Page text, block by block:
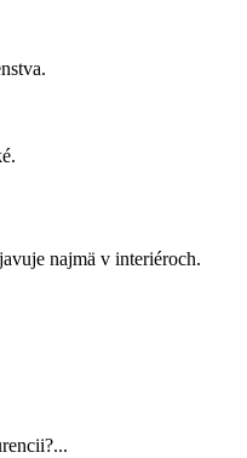
najmä v interiéroch.